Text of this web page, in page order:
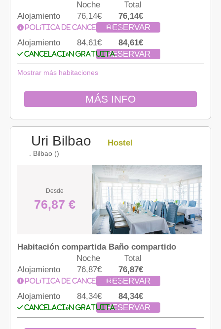
Noche
Total
Alojamiento
76,14€
76,14€
RESERVAR
Política de cancelación
Alojamiento 84,61€
84,61€
RESERVAR
Cancelación gratuita
Mostrar más habitaciones
MÁS INFO
Uri Bilbao Hostel
. Bilbao ()
Desde
76,87 €
Habitación compartida Baño compartido
Noche
Total
Alojamiento
76,87€
76,87€
RESERVAR
Política de cancelación
Alojamiento 84,34€
84,34€
RESERVAR
Cancelación gratuita